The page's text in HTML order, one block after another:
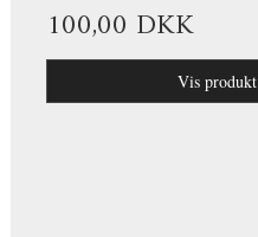
100,00 DKK
Vis produkt